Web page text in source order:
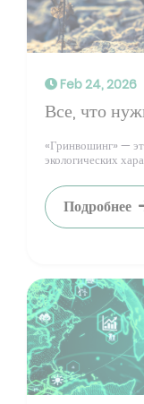
Feb 24, 2026
Все, что
«Гринвошинг» —
экологических
Подробнее